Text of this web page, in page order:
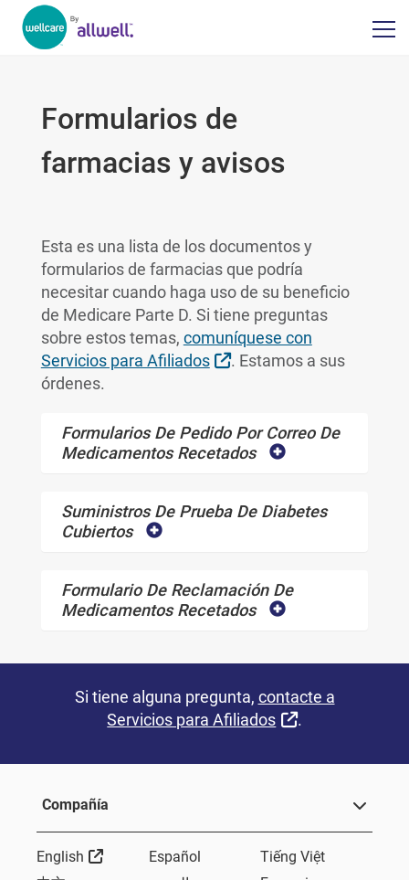
Formularios de
farmacias y avisos
Esta es una lista de los documentos y
formularios de farmacias que podría
necesitar cuando haga uso de su beneficio
de Medicare Parte D. Si tiene preguntas
sobre estos temas, comuníquese con
Servicios para Afiliados
External Link
. Estamos a sus
órdenes.
Formularios De Pedido Por Correo De
Medicamentos Recetados
Suministros De Prueba De Diabetes
Cubiertos
Formulario De Reclamación De
Medicamentos Recetados
Si tiene alguna pregunta, contacte a
Servicios para Afiliados
External Link
.
Compañía
English External Link
Español
Tiếng Việt